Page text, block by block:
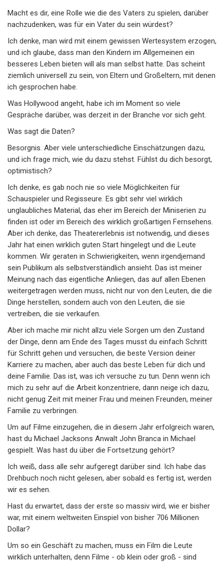
Macht es dir, eine Rolle wie die des Vaters zu spielen, darüber
nachzudenken, was für ein Vater du sein würdest?
Ich denke, man wird mit einem gewissen Wertesystem erzogen,
und ich glaube, dass man den Kindern im Allgemeinen ein
besseres Leben bieten will als man selbst hatte. Das scheint
ziemlich universell zu sein, von Eltern und Großeltern, mit denen
ich gesprochen habe.
Was Hollywood angeht, habe ich im Moment so viele
Gespräche darüber, was derzeit in der Branche vor sich geht.
Was sagt die Daten?
Besorgnis. Aber viele unterschiedliche Einschätzungen dazu,
und ich frage mich, wie du dazu stehst. Fühlst du dich besorgt,
optimistisch?
Ich denke, es gab noch nie so viele Möglichkeiten für
Schauspieler und Regisseure. Es gibt sehr viel wirklich
unglaubliches Material, das eher im Bereich der Miniserien zu
finden ist oder im Bereich des wirklich großartigen Fernsehens.
Aber ich denke, das Theatererlebnis ist notwendig, und dieses
Jahr hat einen wirklich guten Start hingelegt und die Leute
kommen. Wir geraten in Schwierigkeiten, wenn irgendjemand
sein Publikum als selbstverständlich ansieht. Das ist meiner
Meinung nach das eigentliche Anliegen, das auf allen Ebenen
weitergetragen werden muss, nicht nur von den Leuten, die die
Dinge herstellen, sondern auch von den Leuten, die sie
vertreiben, die sie verkaufen.
Aber ich mache mir nicht allzu viele Sorgen um den Zustand
der Dinge, denn am Ende des Tages musst du einfach Schritt
für Schritt gehen und versuchen, die beste Version deiner
Karriere zu machen, aber auch das beste Leben für dich und
deine Familie. Das ist, was ich versuche zu tun. Denn wenn ich
mich zu sehr auf die Arbeit konzentriere, dann neige ich dazu,
nicht genug Zeit mit meiner Frau und meinen Freunden, meiner
Familie zu verbringen.
Um auf Filme einzugehen, die in diesem Jahr erfolgreich waren,
hast du Michael Jacksons Anwalt John Branca in Michael
gespielt. Was hast du über die Fortsetzung gehört?
Ich weiß, dass alle sehr aufgeregt darüber sind. Ich habe das
Drehbuch noch nicht gelesen, aber sobald es fertig ist, werden
wir es sehen.
Hast du erwartet, dass der erste so massiv wird, wie er bisher
war, mit einem weltweiten Einspiel von bisher 706 Millionen
Dollar?
Um so ein Geschäft zu machen, muss ein Film die Leute
wirklich unterhalten, denn Filme - ob klein oder groß - sind